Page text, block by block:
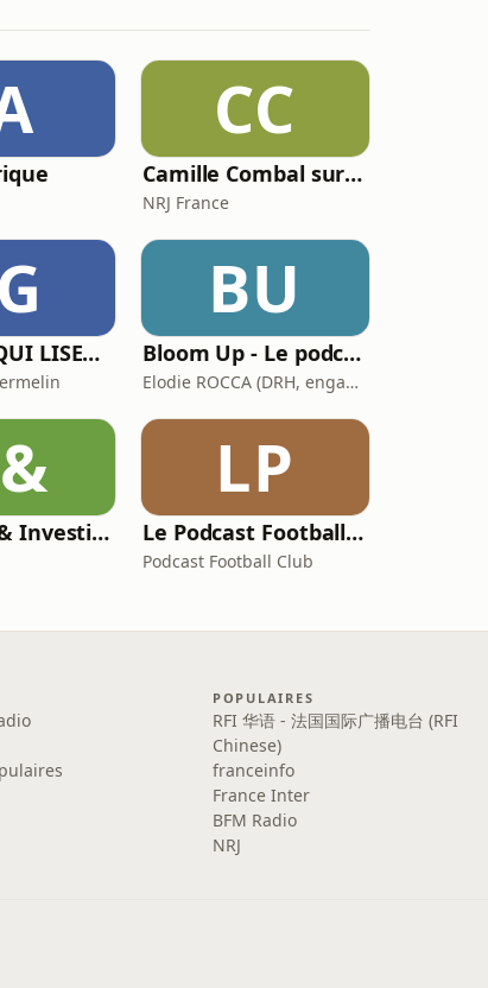
CC
Camille Combal sur NRJ
NRJ France
LES GENS QUI LISENT SONT PLUS HEUREUX
BU
Bloom Up - Le podcast des parents d'aujourd'hui
Elodie ROCCA (DRH, engagée pour une parentalité épanouie)
Découvrir & Investir par etoro
LP
Le Podcast Football Club – le Foot, raconté par ceux qui le vivent !
Podcast Football Club
POPULAIRES
RFI 华语 - 法国国际广播电台 (RFI
Chinese)
franceinfo
France Inter
BFM Radio
NRJ